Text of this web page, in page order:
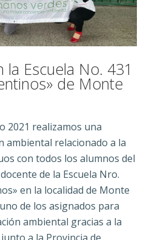
la Escuela No. 431
de Monte
2021 realizamos una
ambiental relacionado a la
con todos los alumnos del
de la Escuela Nro.
en la localidad de Monte
de los asignados para
ambiental gracias a la